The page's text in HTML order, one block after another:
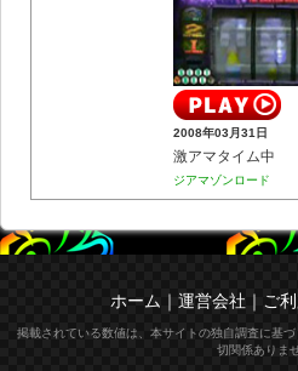
2008年03月31日
激アマタイム中
ジアマゾンロード
ホーム ｜ 運営会社 ｜ ご
掲載されている数値は、本サイトの独自調査に基
切関係ありま